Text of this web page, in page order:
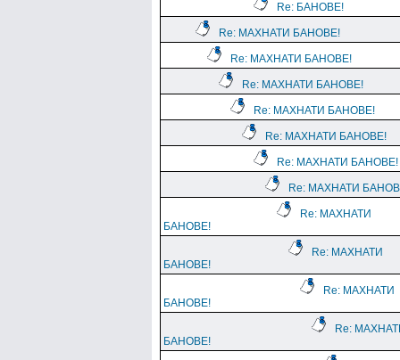
Re: БАНОВЕ!
Re: МАХНАТИ БАНОВЕ!
Re: МАХНАТИ БАНОВЕ!
Re: МАХНАТИ БАНОВЕ!
Re: МАХНАТИ БАНОВЕ!
Re: МАХНАТИ БАНОВЕ!
Re: МАХНАТИ БАНОВЕ!
Re: МАХНАТИ
Re: МАХНАТИ
БАНОВЕ!
Re: МАХНАТИ
БАНОВЕ!
Re: МАХНАТИ
БАНОВЕ!
Re:
БАНОВЕ!